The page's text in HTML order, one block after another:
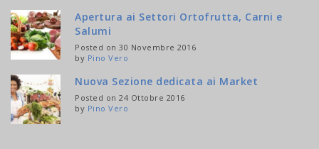
Apertura ai Settori Ortofrutta, Carni e
Salumi
Posted on 30 Novembre 2016
by Pino Vero
Nuova Sezione dedicata ai Market
Posted on 24 Ottobre 2016
by Pino Vero